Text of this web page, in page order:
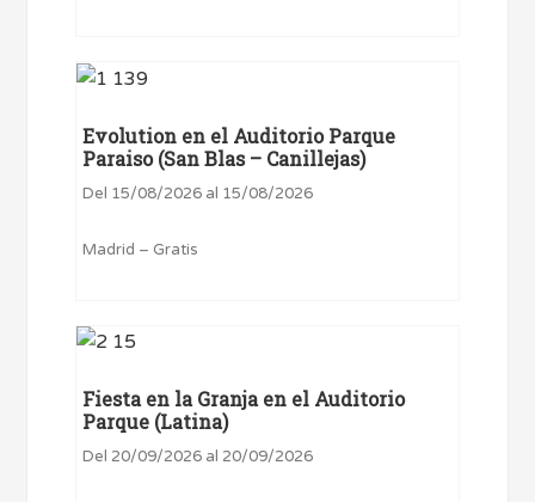
Evolution en el Auditorio Parque
Paraiso (San Blas – Canillejas)
Del 15/08/2026 al 15/08/2026
Madrid – Gratis
Fiesta en la Granja en el Auditorio
Parque (Latina)
Del 20/09/2026 al 20/09/2026